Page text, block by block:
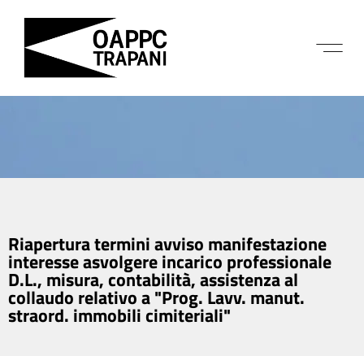
Riapertura termini avviso manifestazione
interesse asvolgere incarico professionale
D.L., misura, contabilità, assistenza al
collaudo relativo a "Prog. Lavv. manut.
straord. immobili cimiteriali"